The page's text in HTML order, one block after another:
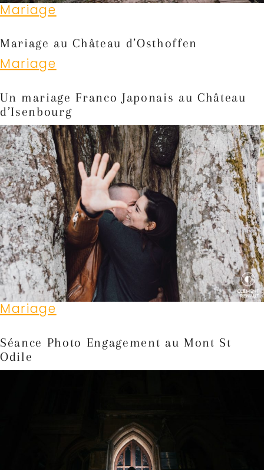
Mariage
Mariage au Château d’Osthoffen
Mariage
Un mariage Franco Japonais au Château
d’Isenbourg
Mariage
Séance Photo Engagement au Mont St
Odile